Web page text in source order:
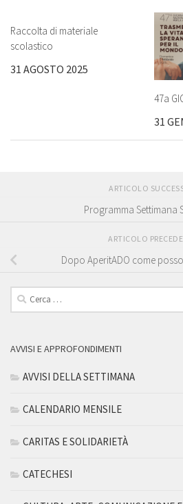
Raccolta di materiale
scolastico
31 AGOSTO 2025
47a
31
ARTICOLO
Programma Settimana
ARTICOLO
Dopo AperitADO come
Ricerca
per:
AVVISI E APPROFONDIMENTI
AVVISI DELLA SETTIMANA
CALENDARIO MENSILE
CARITAS E SOLIDARIETÀ
CATECHESI